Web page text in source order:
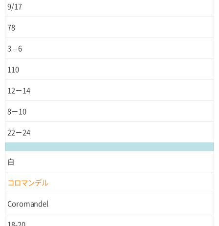
9/17
78
3 – 6
110
12－14
8－10
22－24
白
コロマンデル
Coromandel